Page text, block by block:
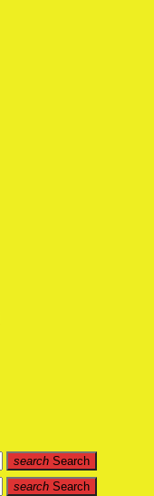
search Search
search Search